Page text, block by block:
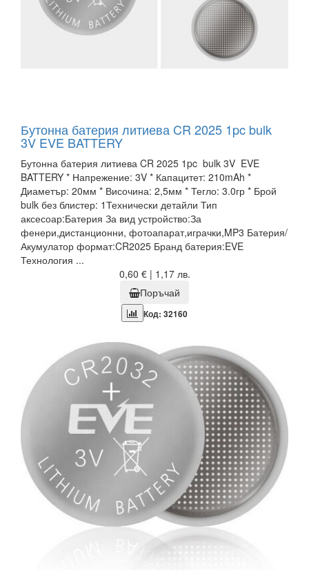
Бутонна батерия литиева CR 2025 1pc bulk
3V EVE BATTERY
Бутонна батерия литиева CR 2025 1pc bulk 3V EVE
BATTERY * Напрежение: 3V * Капацитет: 210mAh *
Диаметър: 20мм * Височина: 2,5мм * Тегло: 3.0гр * Брой
bulk без блистер: 1Технически детайли Тип
аксесоар:Батерия За вид устройство:За
фенери,дистанционни, фотоапарат,играчки,MP3 Батерия/
Акумулатор формат:CR2025 Бранд батерия:EVE
Технология ...
0,60 € | 1,17 лв.
Поръчай
Код: 32160